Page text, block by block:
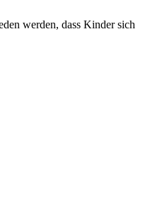
werden, dass Kinder sich